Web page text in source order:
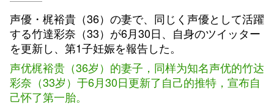
声優・梶裕貴（36）の妻で、同じく声優として活躍
する竹達彩奈（33）が6月30日、自身のツイッター
を更新し、第1子妊娠を報告した。
声优梶裕贵（36岁）的妻子，同样为知名声优的竹达
彩奈（33岁）于6月30日更新了自己的推特，宣布自
己怀了第一胎。